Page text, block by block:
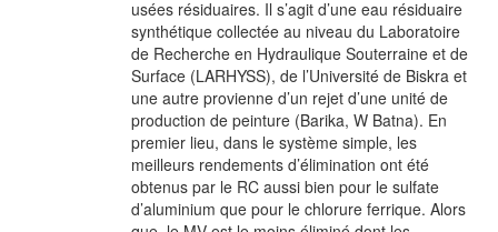
usées résiduaires. Il s’agit d’une eau résiduaire
synthétique collectée au niveau du Laboratoire
de Recherche en Hydraulique Souterraine et de
Surface (LARHYSS), de l’Université de Biskra et
une autre provienne d’un rejet d’une unité de
production de peinture (Barika, W Batna). En
premier lieu, dans le système simple, les
meilleurs rendements d’élimination ont été
obtenus par le RC aussi bien pour le sulfate
d’aluminium que pour le chlorure ferrique. Alors